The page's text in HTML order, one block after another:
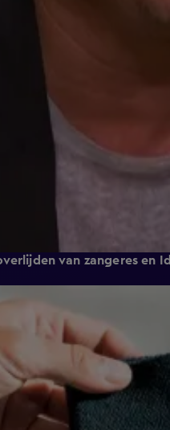
van zangeres en